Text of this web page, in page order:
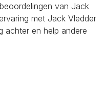
van Jack
met Jack Vledder
achter en help andere